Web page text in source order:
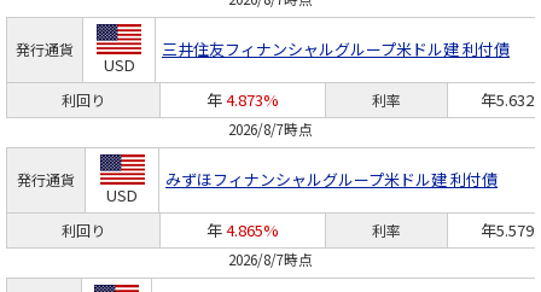
発行通貨
USD
三井住友フィナンシャルグループ米ドル建 利付債
利回り 年4.873% 利率 年
2026/8/7時点
発行通貨
USD
みずほフィナンシャルグループ米ドル建 利付債
利回り 年4.865% 利率 年
2026/8/7時点